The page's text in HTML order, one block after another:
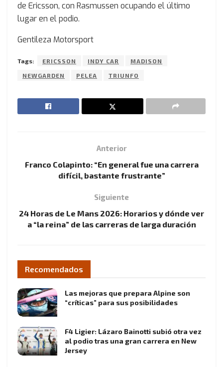
de Ericsson, con Rasmussen ocupando el último
lugar en el podio.
Gentileza Motorsport
Tags: ERICSSON INDY CAR MADISON
NEWGARDEN PELEA TRIUNFO
Anterior
Franco Colapinto: “En general fue una carrera
difícil, bastante frustrante”
Siguiente
24 Horas de Le Mans 2026: Horarios y dónde ver
a “la reina” de las carreras de larga duración
Recomendados
Las mejoras que prepara Alpine son
“críticas” para sus posibilidades
F4 Ligier: Lázaro Bainotti subió otra vez
al podio tras una gran carrera en New
Jersey